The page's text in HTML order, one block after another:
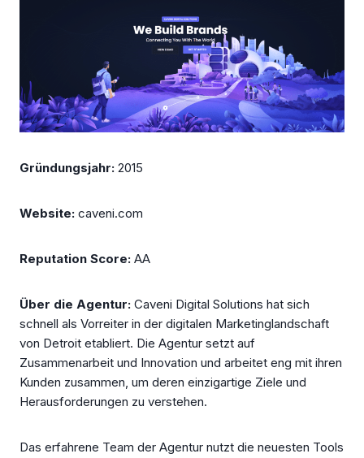
Gründungsjahr: 2015
Website: caveni.com
Reputation Score: AA
Über die Agentur: Caveni Digital Solutions hat sich
schnell als Vorreiter in der digitalen Marketinglandschaft
von Detroit etabliert. Die Agentur setzt auf
Zusammenarbeit und Innovation und arbeitet eng mit ihren
Kunden zusammen, um deren einzigartige Ziele und
Herausforderungen zu verstehen.
Das erfahrene Team der Agentur nutzt die neuesten Tools